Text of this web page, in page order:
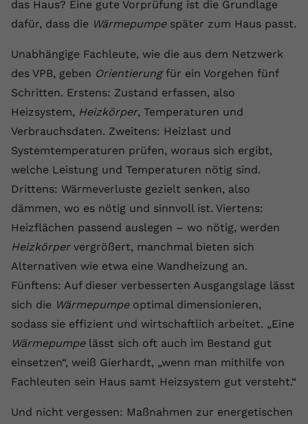
das Haus? Eine gute Vorprüfung ist die Grundlage
dafür, dass die Wärmepumpespäter zum Haus passt.
Unabhängige Fachleute, wie die aus dem Netzwerk
des VPB, geben Orientierungfür ein Vorgehen fünf
Schritten. Erstens: Zustand erfassen, also
Heizsystem, Heizkörper, Temperaturen und
Verbrauchsdaten. Zweitens: Heizlast und
Systemtemperaturen prüfen, woraus sich ergibt,
welche Leistung und Temperaturen nötig sind.
Drittens: Wärmeverluste gezielt senken, also
dämmen, wo es nötig und sinnvoll ist. Viertens:
Heizflächen passend auslegen – wo nötig, werden
Heizkörpervergrößert, manchmal bieten sich
Alternativen wie etwa eine Wandheizung an.
Fünftens: Auf dieser verbesserten Ausgangslage lässt
sich die Wärmepumpeoptimal dimensionieren,
sodass sie effizient und wirtschaftlich arbeitet. „Eine
Wärmepumpelässt sich oft auch im Bestand gut
einsetzen“, weiß Gierhardt, „wenn man mithilfe von
Fachleuten sein Haus samt Heizsystem gut versteht.“
Und nicht vergessen: Maßnahmen zur energetischen
Laufzeit Session
registriert eine eindeutige ID, um
Videos von YouTube der Nutzer
gesehen hat.
Anbieter Youtube.com
Zweck
YouTube setzt diesen Cookie, um die
Videopräferenzen des Nutzers zu
speichern, der eingebettete YouTube-